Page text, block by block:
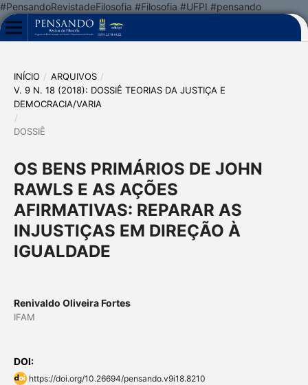
#PensandoRevistadeFilosofia #Filosofia #UFPI #pensando
INÍCIO / ARQUIVOS /
V. 9 N. 18 (2018): DOSSIÊ TEORIAS DA JUSTIÇA E
DEMOCRACIA/VARIA
/
DOSSIÊ
OS BENS PRIMÁRIOS DE JOHN
RAWLS E AS AÇÕES
AFIRMATIVAS: REPARAR AS
INJUSTIÇAS EM DIREÇÃO À
IGUALDADE
Renivaldo Oliveira Fortes
IFAM
DOI:
https://doi.org/10.26694/pensando.v9i18.8210